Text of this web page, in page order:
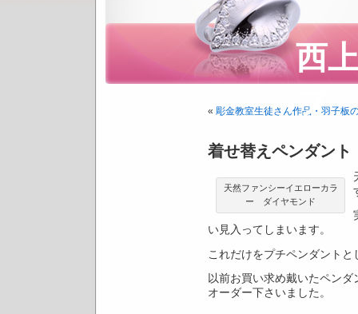
西
プ
« 彫金教室生徒さん作品・羽子板
着せ替えペンダント
天然ファンシーイエローカラ
ー ダイヤモンド
い見入ってしまいます。
これだけをプチペンダント
以前お買い求め戴いたペン
オーダー下さいました。